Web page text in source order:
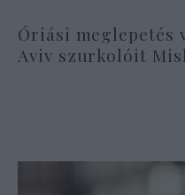
Óriási meglepetés
Aviv szurkolóit